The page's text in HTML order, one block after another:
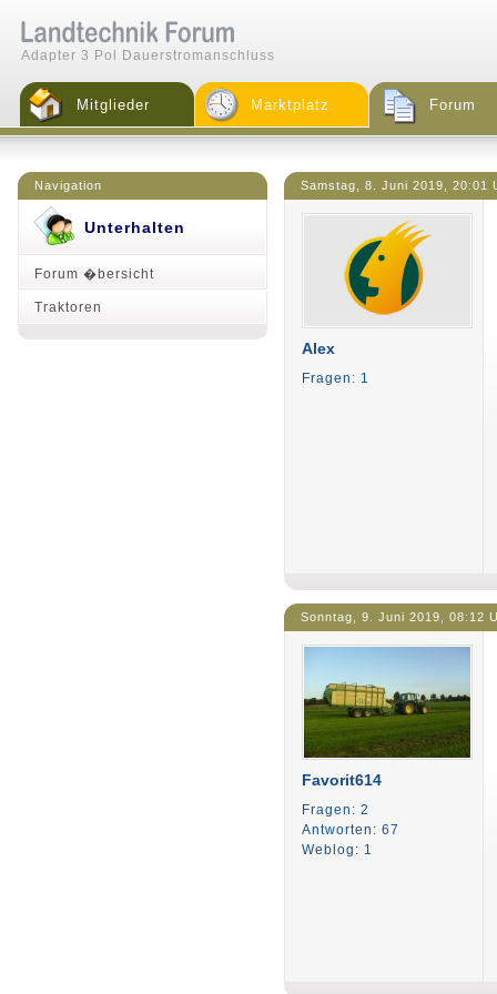
Adapter 3 Pol Dauerstromanschluss
Mitglieder Marktplatz Forum
Navigation
Unterhalten
Forum �bersicht
Traktoren
Samstag, 8. Juni 2019, 20:01
Alex
Fragen: 1
Sonntag, 9. Juni 2019, 08:12
Favorit614
Fragen: 2
Antworten: 67
Weblog: 1